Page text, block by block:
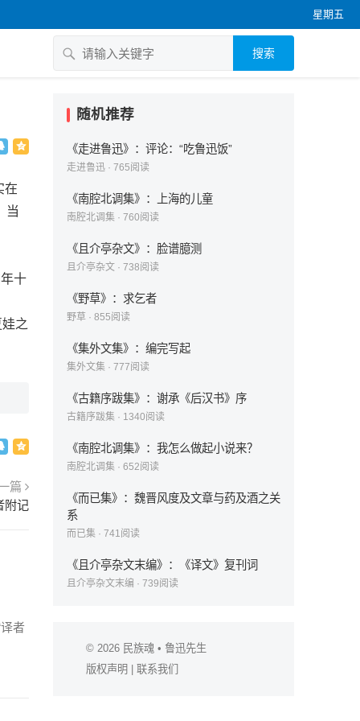
星期五
搜索
在
当
十
之
篇
附记
者
随机推荐
《走进鲁迅》：评论：“吃鲁迅饭”
走进鲁迅 · 765阅读
《南腔北调集》：上海的儿童
南腔北调集 · 760阅读
《且介亭杂文》：脸谱臆测
且介亭杂文 · 738阅读
《野草》：求乞者
野草 · 855阅读
《集外文集》：编完写起
集外文集 · 777阅读
《古籍序跋集》：谢承《后汉书》序
古籍序跋集 · 1340阅读
《南腔北调集》：我怎么做起小说来？
南腔北调集 · 652阅读
《而已集》：魏晋风度及文章与药及酒之关
系
而已集 · 741阅读
《且介亭杂文末编》：《译文》复刊词
且介亭杂文末编 · 739阅读
© 2026 民族魂 • 鲁迅先生
版权声明
联系我们